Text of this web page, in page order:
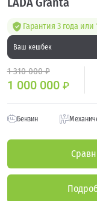
Гарантия 3 года или
Ваш кешбек
1 310 000 ₽
1 000 000 ₽
Бензин